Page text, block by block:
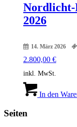
Nordlicht-
2026
14. März 2026
2.800,00 €
inkl. MwSt.
In den
Seiten